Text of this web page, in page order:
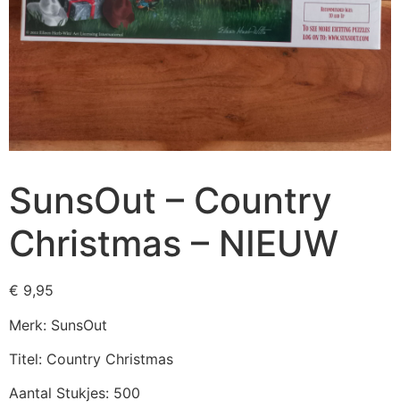
SunsOut – Country
Christmas – NIEUW
€ 9,95
Merk: SunsOut
Titel: Country Christmas
Aantal Stukjes: 500